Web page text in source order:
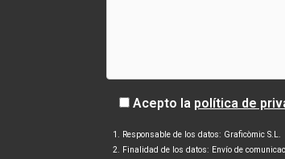
Acepto la política de
Responsable de los datos: Graficòmic S.L.
Finalidad de los datos: Envío de